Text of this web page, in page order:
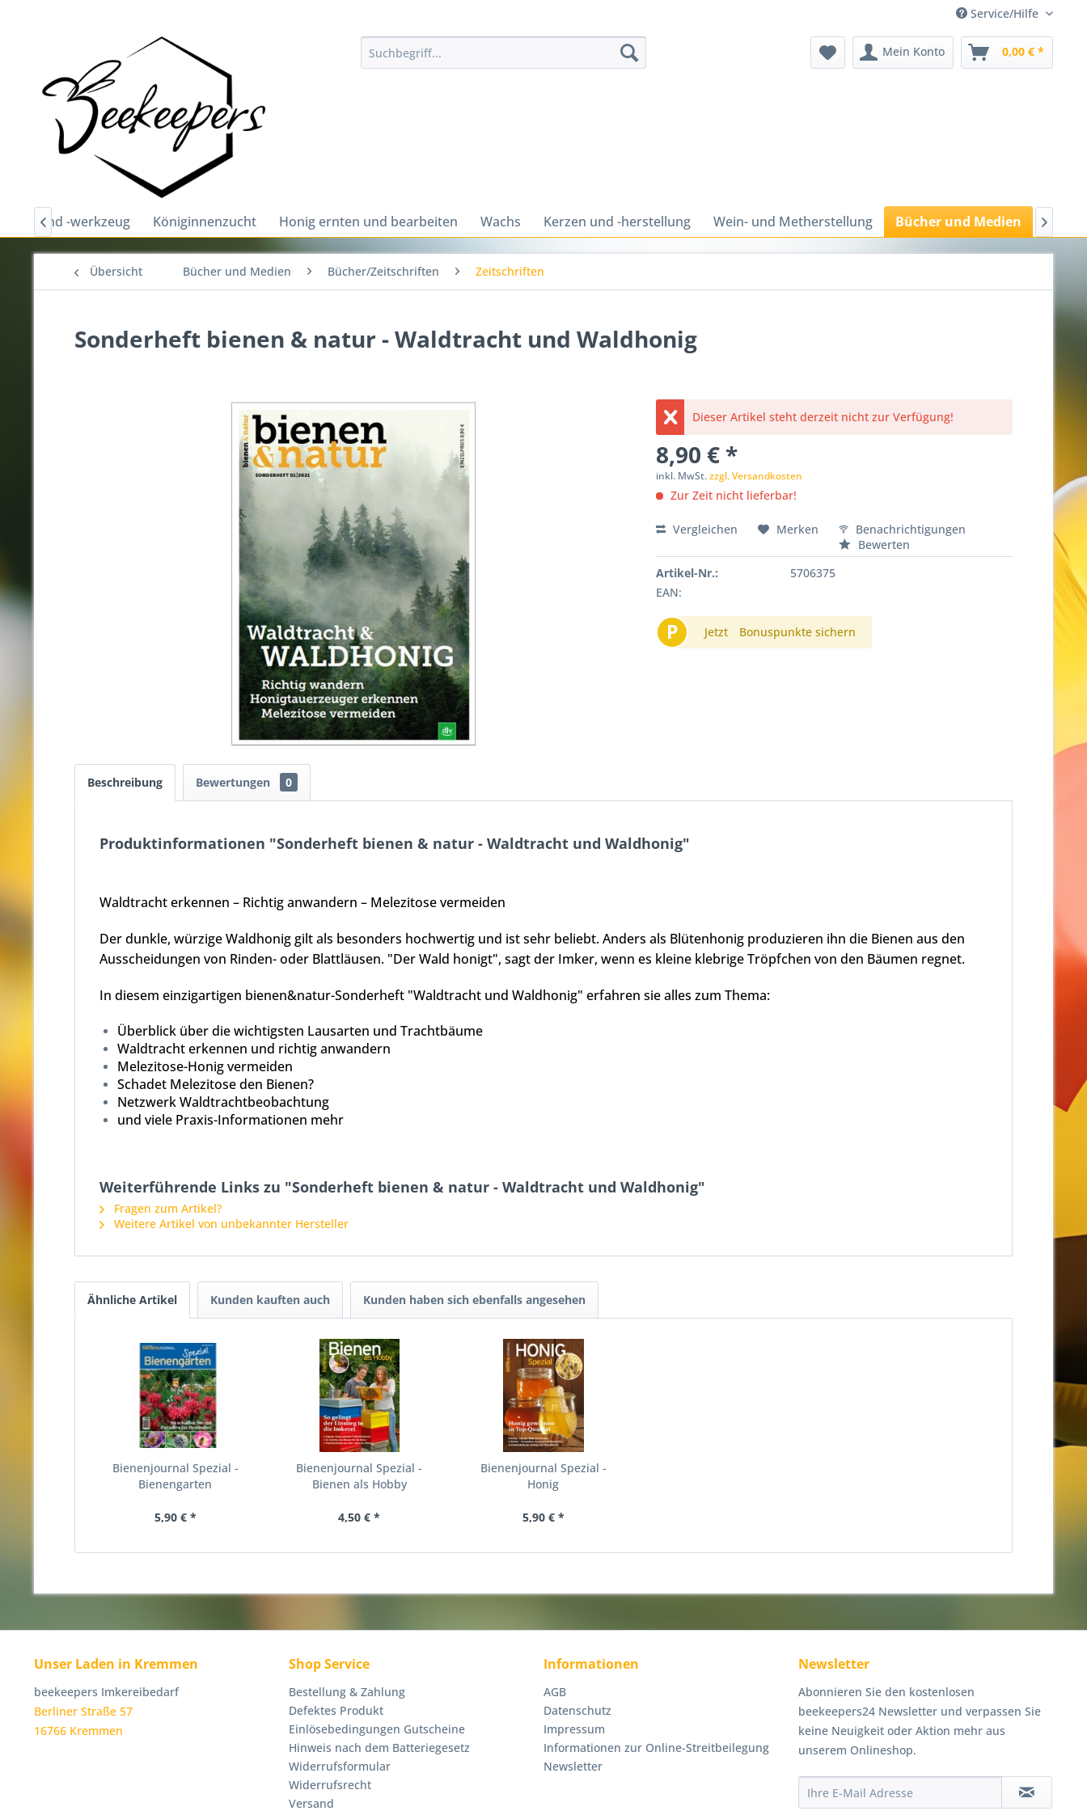
Service/Hilfe
Mein Konto 0,00 € *
und -werkzeug Königinnenzucht Honig ernten und bearbeiten Wachs Kerzen und -herstellung Wein- und Metherstellung Bücher und Medien
 
Übersicht Bücher und Medien Bücher/Zeitschriften Zeitschriften
Sonderheft bienen & natur - Waldtracht und Waldhonig
Dieser Artikel steht derzeit nicht zur Verfügung!
8,90 € *
inkl. MwSt.zzgl. Versandkosten
Zur Zeit nicht lieferbar!
Vergleichen Merken
Benachrichtigungen
Bewerten
Artikel-Nr.:
5706375
EAN:
P Jetzt Bonuspunkte sichern
Beschreibung Bewertungen 0
Produktinformationen "Sonderheft bienen & natur - Waldtracht und Waldhonig"
Waldtracht erkennen – Richtig anwandern – Melezitose vermeiden
Der dunkle, würzige Waldhonig gilt als besonders hochwertig und ist sehr beliebt. Anders als Blütenhonig produzieren ihn die Bienen aus den
Ausscheidungen von Rinden- oder Blattläusen. "Der Wald honigt", sagt der Imker, wenn es kleine klebrige Tröpfchen von den Bäumen regnet.
In diesem einzigartigen bienen&natur-Sonderheft "Waldtracht und Waldhonig" erfahren sie alles zum Thema:
Überblick über die wichtigsten Lausarten und Trachtbäume
Waldtracht erkennen und richtig anwandern
Melezitose-Honig vermeiden
Schadet Melezitose den Bienen?
Netzwerk Waldtrachtbeobachtung
und viele Praxis-Informationen mehr
Weiterführende Links zu "Sonderheft bienen & natur - Waldtracht und Waldhonig"
Fragen zum Artikel?
Weitere Artikel von unbekannter Hersteller
Ähnliche Artikel Kunden kauften auch Kunden haben sich ebenfalls angesehen
Bienenjournal Spezial -
Bienengarten
5,90 € *
Bienenjournal Spezial -
Bienen als Hobby
4,50 € *
Bienenjournal Spezial -
Honig
5,90 € *
Unser Laden in Kremmen
beekeepers Imkereibedarf
Berliner Straße 57
16766 Kremmen
Shop Service
Bestellung & Zahlung
Defektes Produkt
Einlösebedingungen Gutscheine
Hinweis nach dem Batteriegesetz
Widerrufsformular
Widerrufsrecht
Versand
Informationen
AGB
Datenschutz
Impressum
Informationen zur Online-Streitbeilegung
Newsletter
Newsletter
Abonnieren Sie den kostenlosen
beekeepers24 Newsletter und verpassen Sie
keine Neuigkeit oder Aktion mehr aus
unserem Onlineshop.